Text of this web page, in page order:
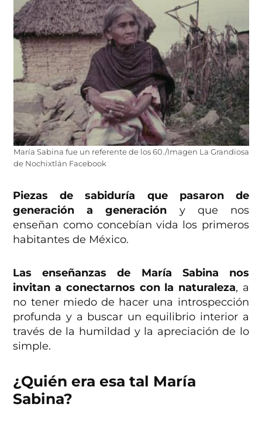
María Sabina fue un referente de los 60./Imagen La Grandiosa
de Nochixtlán Facebook
Piezas de sabiduría que pasaron de
generación a generación y que nos
enseñan como concebían vida los primeros
habitantes de México.
Las enseñanzas de María Sabina nos
invitan a conectarnos con la naturaleza, a
no tener miedo de hacer una introspección
profunda y a buscar un equilibrio interior a
través de la humildad y la apreciación de lo
simple.
¿Quién era esa tal María
Sabina?